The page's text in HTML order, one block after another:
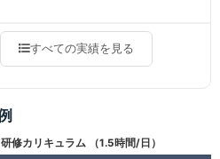
すべての実績を見る
修カリキュラム （1.5時間/日）